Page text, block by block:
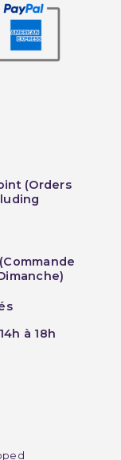
(Orders
à 18h